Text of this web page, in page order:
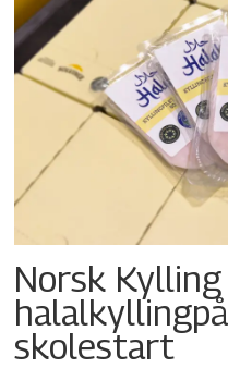
Norsk
skolestart